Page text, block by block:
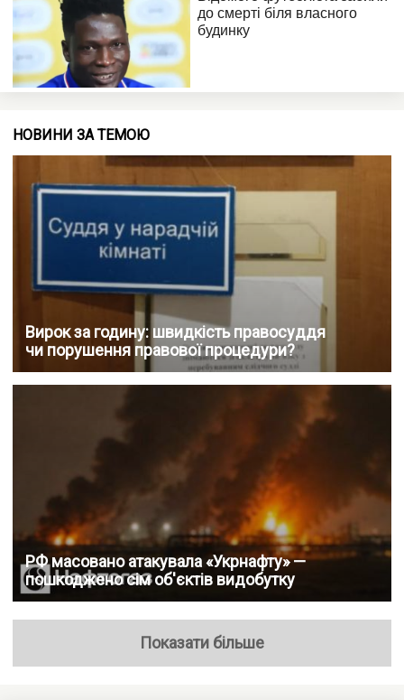
НОВИНИ ЗА ТЕМОЮ
Вирок за годину: швидкість правосуддя
чи порушення правової процедури?
РФ масовано атакувала «Укрнафту» —
пошкоджено сім об'єктів видобутку
Показати більше